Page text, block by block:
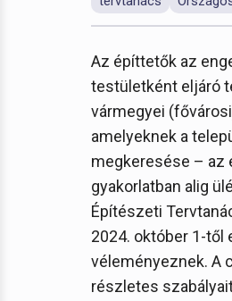
Az építtetők az
testületként eljáró
vármegyei
amelyeknek a
megkeresése – az
gyakorlatban alig
Építészeti
2024. október 1-
véleményeznek. A
részletes